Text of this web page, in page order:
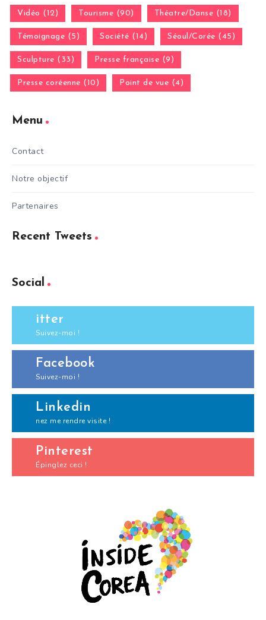
Vidéo (12) Tourisme (90) Théatre/Danse (18)
Témoignage (5) Société (14) Séoul/Corée (45)
Sculpture (33) Presse française (9)
Presse coréenne (10) Point de vue (4)
Menu
Contact
Notre objectif
Partenaires
Recent Tweets
Social
itter
Suivez-moi !
Facebook
Suivez-moi !
Linkedin
nez me rendre visite !
Pinterest
Épinglez ceci !